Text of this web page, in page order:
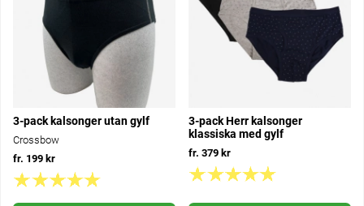
3-pack kalsonger utan gylf
Crossbow
fr. 199 kr
3-pack Herr kalsonger
klassiska med gylf
fr. 379 kr